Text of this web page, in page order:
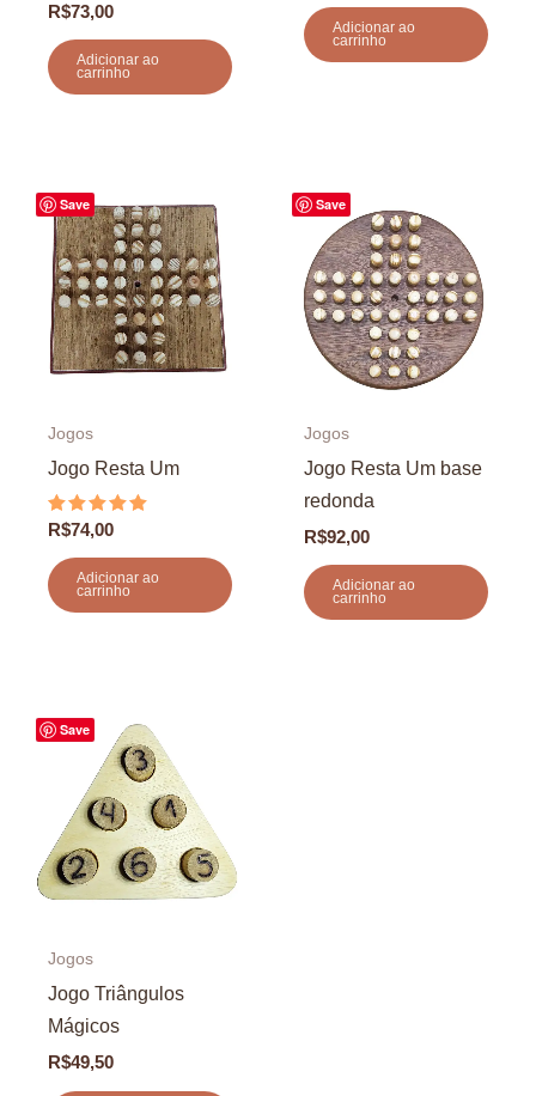
R$73,00
Adicionar ao
carrinho
Adicionar ao
carrinho
Save
Jogos
Jogo Resta Um
Avaliação
de 5
R$74,00
Adicionar ao
carrinho
Save
Jogos
Jogo Resta Um base
redonda
R$92,00
Adicionar ao
carrinho
Save
Jogos
Jogo Triângulos
Mágicos
R$49,50